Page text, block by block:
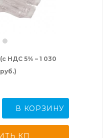
(с НДС 5% – 1 030
руб.)
В КОРЗИНУ